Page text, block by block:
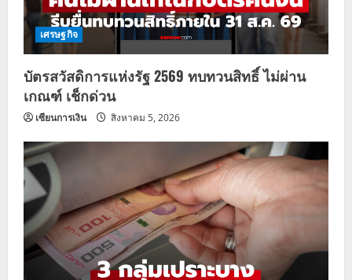
เศรษฐกิจ
บัตรสวัสดิการแห่งรัฐ 2569 ทบทวนสิทธิ์ ไม่ผ่าน
เกณฑ์ เช็กด่วน
เซียนการเงิน สิงหาคม 5, 2026